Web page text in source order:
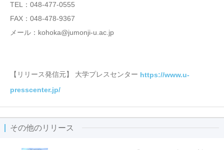
TEL：048-477-0555
FAX：048-478-9367
メール：kohoka@jumonji-u.ac.jp
【リリース発信元】 大学プレスセンター https://www.u-
presscenter.jp/
その他のリリース